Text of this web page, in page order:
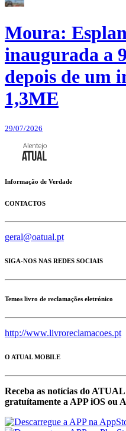
Moura:
inaugurada a
depois de um
1,3ME
29/07/2026
Informação de Verdade
CONTACTOS
geral@oatual.pt
SIGA-NOS NAS REDES SOCIAIS
Temos livro de reclamações eletrónico
http://www.livroreclamacoes.pt
O ATUAL MOBILE
Receba as notícias do
gratuítamente a APP iOS ou